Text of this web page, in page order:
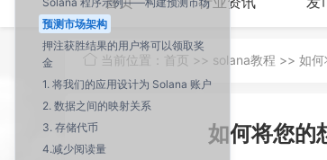
当前位置： 首页 >> solana教程 >> 如何
如何将您的
预测市场架构
押注获胜结果的用户将可以领取奖
金
1. 将我们的应用设计为 Solana 账户
2. 数据之间的映射关系
3. 存储代币
4.减少阅读量